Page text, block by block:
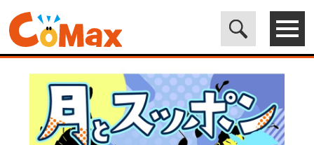
電子書籍マンガ CoMax(コマックス)公式サイト - 株式会社ICE>
LEGEND> 月とスッポン6